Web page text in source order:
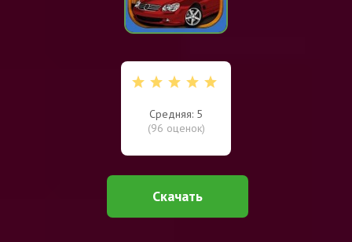
Средняя: 5
(96 оценок)
Скачать